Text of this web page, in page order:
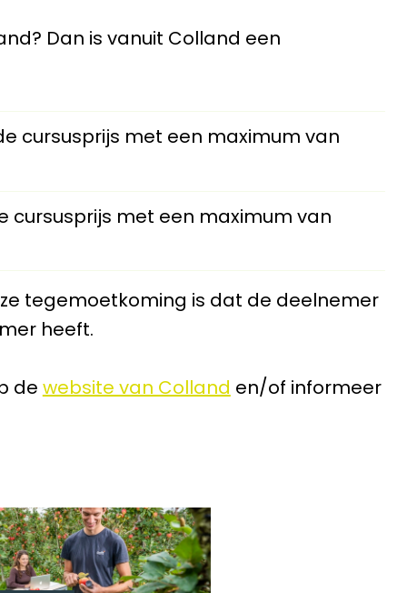
Dan is vanuit Colland een
cursusprijs met een maximum van
cursusprijs met een maximum van
tegemoetkoming is dat de deelnemer
heeft.
de website van Colland en/of informeer